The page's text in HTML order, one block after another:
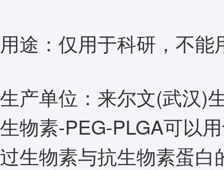
用途：仅用于科研，不能
生产单位：来尔文(武汉)
生物素-PEG-PLGA可以
过生物素与抗生物素蛋